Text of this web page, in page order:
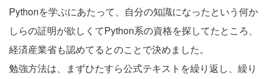
Pythonを学ぶにあたって、自分の知識になったという何か
しらの証明が欲しくてPython系の資格を探してたところ、
経済産業省も認めてるとのことで決めました。
勉強方法は、まずひたすら公式テキストを繰り返し、繰り